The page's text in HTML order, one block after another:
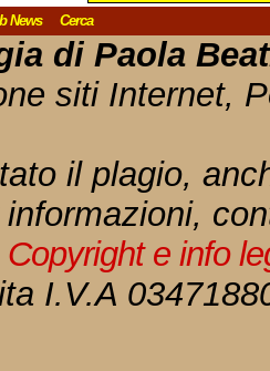
News Cerca
di Paola
siti Internet,
il plagio,
informazioni,
Copyright e info
I.V.A